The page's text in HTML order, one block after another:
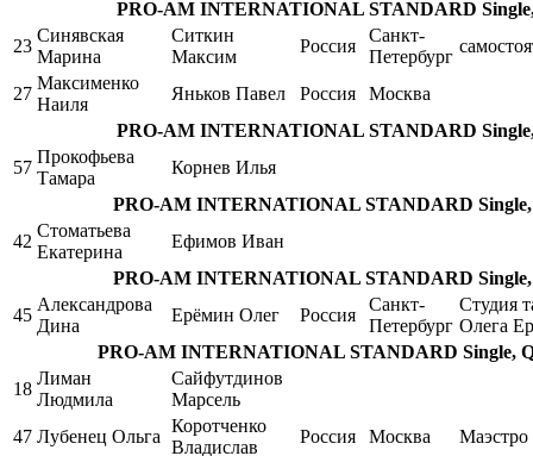
PRO-AM INTERNATIONAL STANDARD
23
Синявская
Марина
Ситкин
Максим
Россия
Санкт-
Петербург
27
Максименко
Наиля
Яньков Павел Россия
Москва
PRO-AM INTERNATIONAL STANDARD
57
Прокофьева
Тамара
Корнев Илья
PRO-AM INTERNATIONAL STANDARD Single,
42
Стоматьева
Екатерина
Ефимов Иван
PRO-AM INTERNATIONAL STANDARD Single,
45
Александрова
Дина
Ерёмин Олег Россия
Санкт-
Петербург
Студия
Олега
PRO-AM INTERNATIONAL STANDARD Single,
18
Лиман
Людмила
Сайфутдинов
Марсель
47 Лубенец Ольга
Коротченко
Владислав
Россия Москва Маэстро